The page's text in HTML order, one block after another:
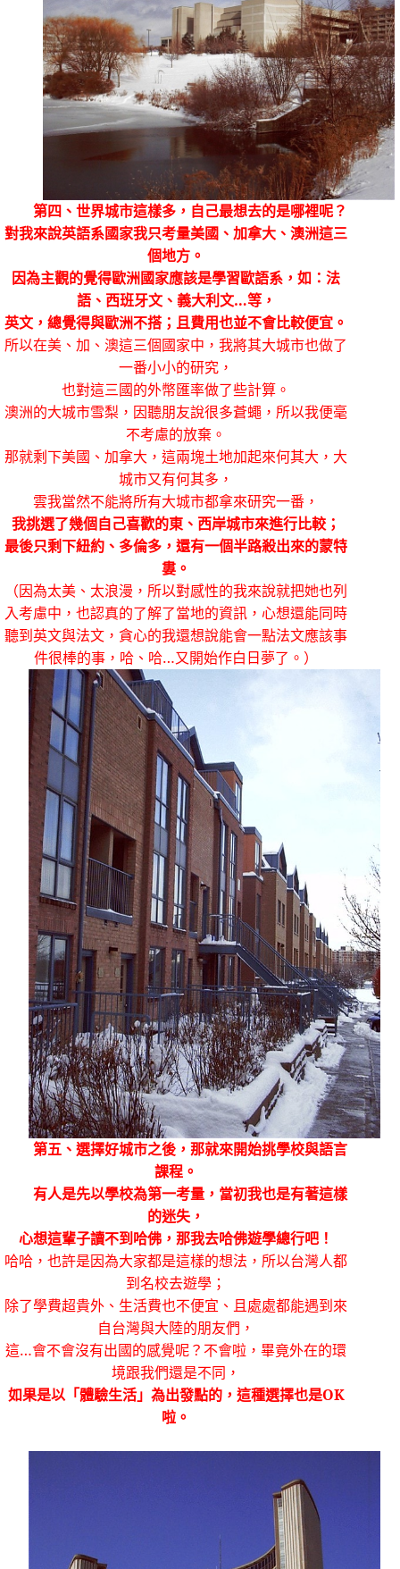
第四、世界城市這樣多，自己最想去的是哪裡呢？
對我來說英語系國家我只考量美國、加拿大、澳洲這三
個地方。
因為主觀的覺得歐洲國家應該是學習歐語系，如：法
語、西班牙文、義大利文…等，
英文，總覺得與歐洲不搭；且費用也並不會比較便宜。
所以在美、加、澳這三個國家中，我將其大城市也做了
一番小小的研究，
也對這三國的外幣匯率做了些計算。
澳洲的大城市雪梨，因聽朋友說很多蒼蠅，所以我便毫
不考慮的放棄。
那就剩下美國、加拿大，這兩塊土地加起來何其大，大
城市又有何其多，
雲我當然不能將所有大城市都拿來研究一番，
我挑選了幾個自己喜歡的東、西岸城市來進行比較；
最後只剩下紐約、多倫多，還有一個半路殺出來的蒙特
婁。
（因為太美、太浪漫，所以對感性的我來說就把她也列
入考慮中，也認真的了解了當地的資訊，心想還能同時
聽到英文與法文，貪心的我還想說能會一點法文應該事
件很棒的事，哈、哈…又開始作白日夢了。）
第五、選擇好城市之後，那就來開始挑學校與語言
課程。
有人是先以學校為第一考量，當初我也是有著這樣
的迷失，
心想這輩子讀不到哈佛，那我去哈佛遊學總行吧！
哈哈，也許是因為大家都是這樣的想法，所以台灣人都
到名校去遊學；
除了學費超貴外、生活費也不便宜、且處處都能遇到來
自台灣與大陸的朋友們，
這…會不會沒有出國的感覺呢？不會啦，畢竟外在的環
境跟我們還是不同，
如果是以「體驗生活」為出發點的，這種選擇也是OK
啦。